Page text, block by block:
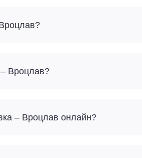
– Вроцлав?
– Вроцлав онлайн?